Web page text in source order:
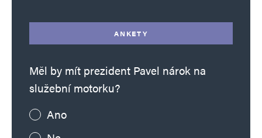
ANKETY
Měl by mít prezident Pavel nárok na
služební motorku?
Ano